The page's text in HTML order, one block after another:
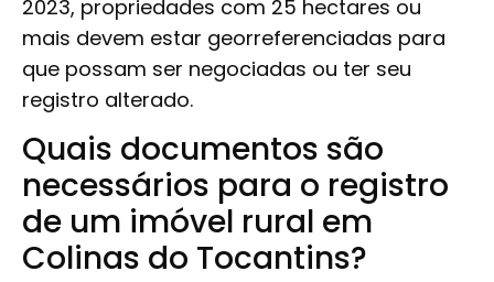
2023, propriedades com 25 hectares ou
mais devem estar georreferenciadas para
que possam ser negociadas ou ter seu
registro alterado.
Quais documentos são
necessários para o registro
de um imóvel rural em
Colinas do Tocantins?